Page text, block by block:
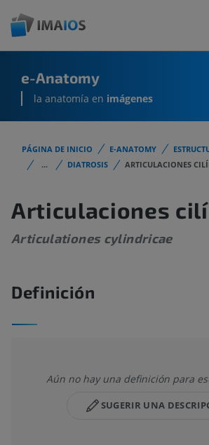
e-Anatomy
la anatomía en imágenes
PÁGINA DE INICIO E-ANATOMY
...
DIATROSIS ARTICULACIONES
Articulaciones
Articulationes cylindricae
Definición
Aún no hay una definición para
SUGERIR UNA